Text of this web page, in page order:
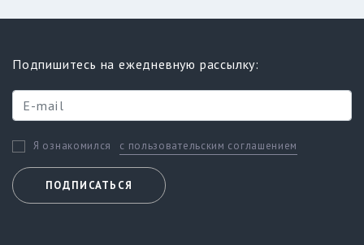
Подпишитесь на ежедневную рассылку:
Я ознакомился с пользовательским соглашением
ПОДПИСАТЬСЯ